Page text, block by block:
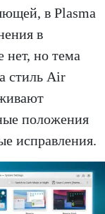
в Plasma
в
нет, но тема
стиль Air
положения
исправления.